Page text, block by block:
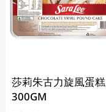
莎莉朱古力旋風蛋糕
300GM